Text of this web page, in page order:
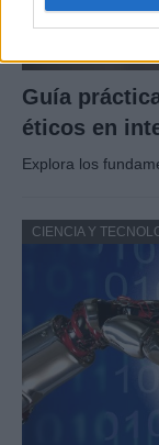
Guía
éticos en
Explora los
CIENCIA Y